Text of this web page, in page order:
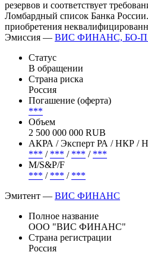
резервов и соответствует
Ломбардный список Банка
приобретения
Эмиссия — ВИС ФИНАНС, БО-
Статус
В обращении
Страна риска
Россия
Погашение (оферта)
***
Объем
2 500 000 000 RUB
АКРА / Эксперт РА / НКР /
*** / *** / *** / ***
М/S&P/F
*** / *** / ***
Эмитент — ВИС ФИНАНС
Полное название
ООО "ВИС ФИНАНС"
Страна регистрации
Россия